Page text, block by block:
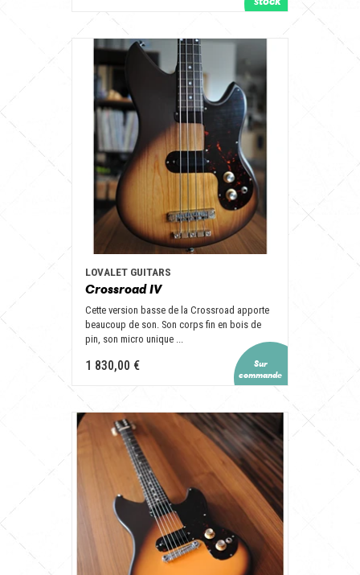
LOVALET GUITARS
Crossroad IV
Cette version basse de la Crossroad apporte
beaucoup de son. Son corps fin en bois de
pin, son micro unique ...
1 830,00 €